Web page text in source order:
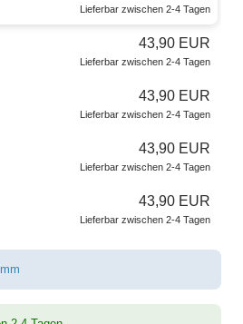
Lieferbar zwischen 2-4 Tagen
43,90 EUR
Lieferbar zwischen 2-4 Tagen
43,90 EUR
Lieferbar zwischen 2-4 Tagen
43,90 EUR
Lieferbar zwischen 2-4 Tagen
43,90 EUR
Lieferbar zwischen 2-4 Tagen